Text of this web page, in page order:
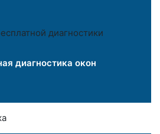
диагностика окон